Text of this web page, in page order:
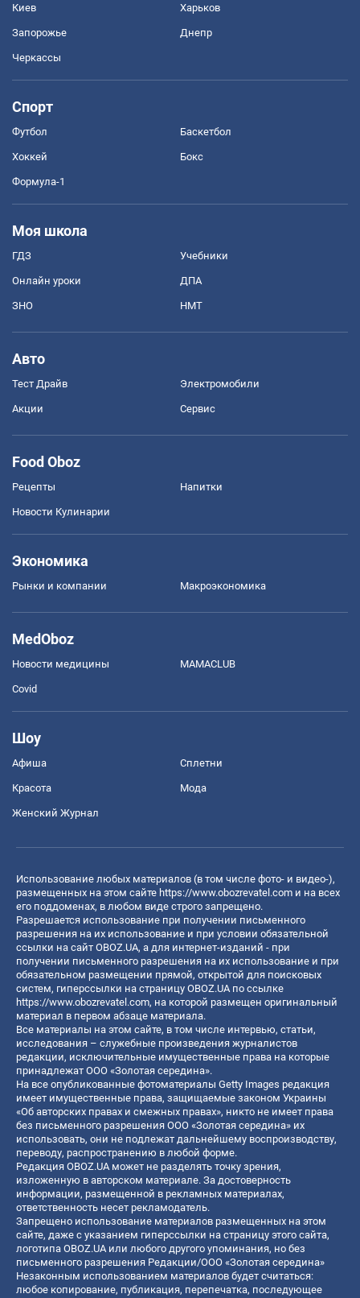
Киев Харьков
Запорожье Днепр
Черкассы
Спорт
Футбол Баскетбол
Хоккей Бокс
Формула-1
Моя школа
ГДЗ Учебники
Онлайн уроки ДПА
ЗНО НМТ
Авто
Тест Драйв Электромобили
Акции Сервис
Food Oboz
Рецепты Напитки
Новости Кулинарии
Экономика
Рынки и компании Mакроэкономика
MedOboz
Новости медицины MAMACLUB
Covid
Шоу
Афиша Сплетни
Красота Мода
Женский Журнал
Использование любых материалов (в том числе фото- и видео-),
размещенных на этом сайте https://www.obozrevatel.com и на всех
его поддоменах, в любом виде строго запрещено.
Разрешается использование при получении письменного
разрешения на их использование и при условии обязательной
ссылки на сайт OBOZ.UA, а для интернет-изданий - при
получении письменного разрешения на их использование и при
обязательном размещении прямой, открытой для поисковых
систем, гиперссылки на страницу OBOZ.UA по ссылке
https://www.obozrevatel.com, на которой размещен оригинальный
материал в первом абзаце материала.
Все материалы на этом сайте, в том числе интервью, статьи,
исследования – служебные произведения журналистов
редакции, исключительные имущественные права на которые
принадлежат ООО «Золотая середина».
На все опубликованные фотоматериалы Getty Images редакция
имеет имущественные права, защищаемые законом Украины
«Об авторских правах и смежных правах», никто не имеет права
без письменного разрешения ООО «Золотая середина» их
использовать, они не подлежат дальнейшему воспроизводству,
переводу, распространению в любой форме.
Редакция OBOZ.UA может не разделять точку зрения,
изложенную в авторском материале. За достоверность
информации, размещенной в рекламных материалах,
ответственность несет рекламодатель.
Запрещено использование материалов размещенных на этом
сайте, даже с указанием гиперссылки на страницу этого сайта,
логотипа OBOZ.UA или любого другого упоминания, но без
письменного разрешения Редакции/ООО «Золотая середина»
Незаконным использованием материалов будет считаться:
любое копирование, публикация, перепечатка, последующее